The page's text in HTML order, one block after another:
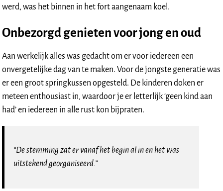
werd, was het binnen in het fort aangenaam koel.
Onbezorgd genieten voor jong en oud
Aan werkelijk alles was gedacht om er voor iedereen een
onvergetelijke dag van te maken. Voor de jongste generatie was
er een groot springkussen opgesteld. De kinderen doken er
meteen enthousiast in, waardoor je er letterlijk ‘geen kind aan
had’ en iedereen in alle rust kon bijpraten.
“De stemming zat er vanaf het begin al in en het was
uitstekend georganiseerd.”